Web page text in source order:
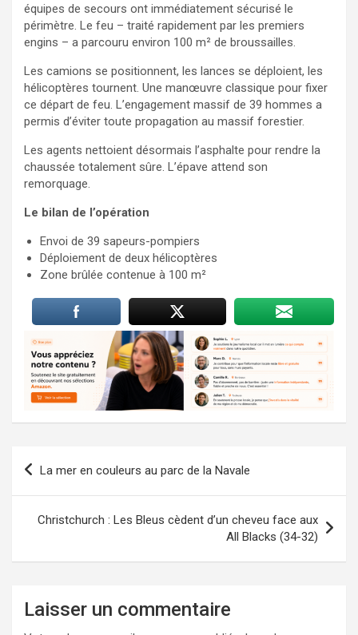
équipes de secours ont immédiatement sécurisé le
périmètre. Le feu – traité rapidement par les premiers
engins – a parcouru environ 100 m² de broussailles.
Les camions se positionnent, les lances se déploient, les
hélicoptères tournent. Une manœuvre classique pour fixer
ce départ de feu. L’engagement massif de 39 hommes a
permis d’éviter toute propagation au massif forestier.
Les agents nettoient désormais l’asphalte pour rendre la
chaussée totalement sûre. L’épave attend son
remorquage.
Le bilan de l’opération
Envoi de 39 sapeurs-pompiers
Déploiement de deux hélicoptères
Zone brûlée contenue à 100 m²
Navigation
La mer en couleurs au parc de la Navale
Christchurch : Les Bleus cèdent d’un cheveu face aux
All Blacks (34-32)
Laisser un commentaire